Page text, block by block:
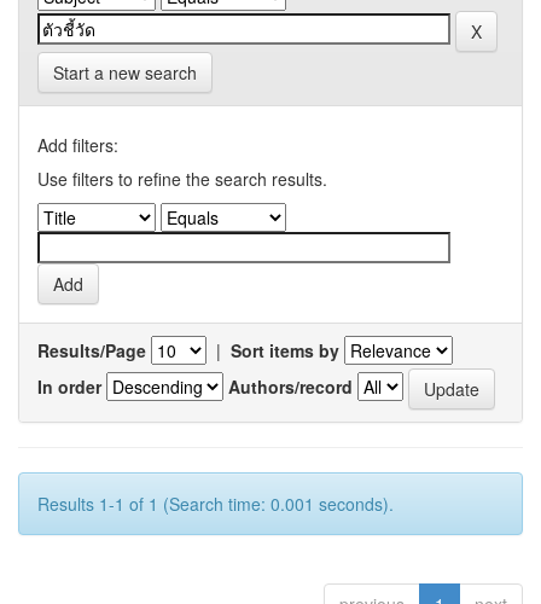
Start a new search
Add filters:
Use filters to refine the search results.
Results/Page | Sort items by
In order
Authors/record
Results 1-1 of 1 (Search time: 0.001 seconds).